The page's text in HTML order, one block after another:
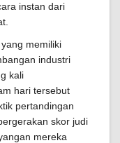
instan dari
memiliki
industri
kali
hari tersebut
pertandingan
skor judi
mereka